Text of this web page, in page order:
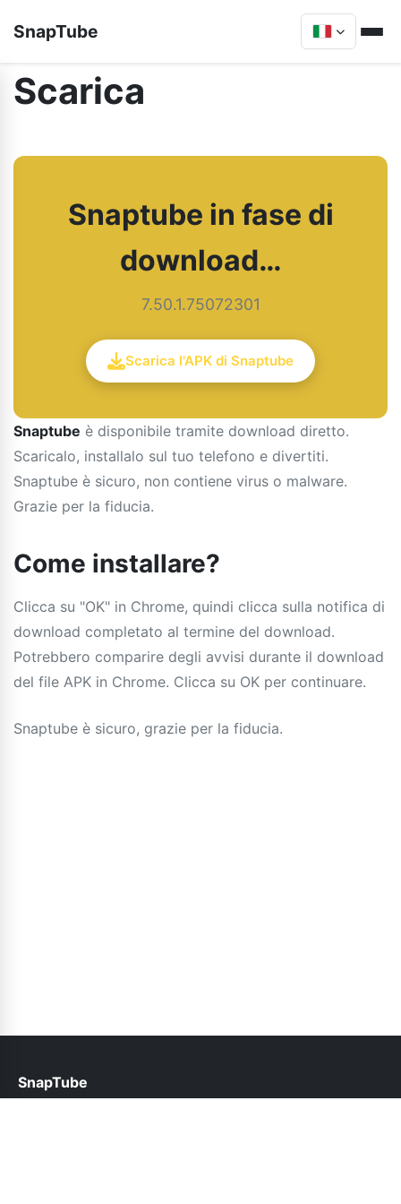
SnapTube
Scarica
Snaptube in fase di
download…
7.50.1.75072301
Scarica l'APK di Snaptube
Snaptube è disponibile tramite download diretto.
Scaricalo, installalo sul tuo telefono e divertiti.
Snaptube è sicuro, non contiene virus o malware.
Grazie per la fiducia.
Come installare?
Clicca su "OK" in Chrome, quindi clicca sulla notifica di
download completato al termine del download.
Potrebbero comparire degli avvisi durante il download
del file APK in Chrome. Clicca su OK per continuare.
Snaptube è sicuro, grazie per la fiducia.
SnapTube